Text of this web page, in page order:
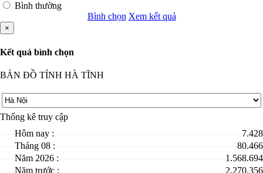
Bình thường
Bình chọn Xem kết quả
×
Kết quả bình chọn
BẢN ĐỒ TỈNH HÀ TĨNH
Thống kê truy cập
Hôm nay :
7.428
Tháng 08 :
80.466
Năm 2026 :
1.568.694
Năm trước :
2.270.356